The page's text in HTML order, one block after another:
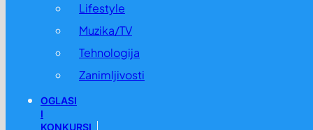
Lifestyle
Muzika/TV
Tehnologija
Zanimljivosti
OGLASI
I
KONKURSI